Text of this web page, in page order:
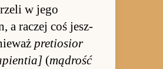
w jego
a raczej coś jesz­
pre­tio­sior
(mądrość